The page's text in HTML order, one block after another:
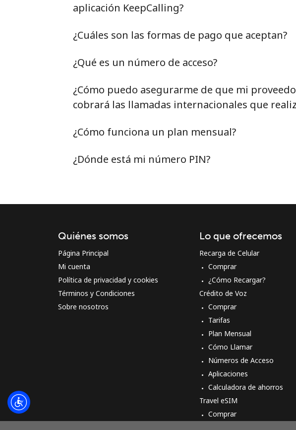
Al abrir una
acuerdo con
aplicación KeepCalling?
¿Cuáles son las formas de pago que aceptan?
¿Qué es un número de acceso?
¿Cómo puedo asegurarme de que mi
cobrará las llamadas internacionales que
¿Cómo funciona un plan mensual?
¿Dónde está mi número PIN?
Quiénes somos
Página Principal
Mi cuenta
Política de privacidad y cookies
Términos y Condiciones
Sobre nosotros
Lo que ofrecemos
Recarga de Celular
Comprar
¿Cómo Recargar?
Crédito de Voz
Comprar
Tarifas
Plan Mensual
Cómo Llamar
Números de Acceso
Aplicaciones
Calculadora de ahorros
Travel eSIM
Comprar